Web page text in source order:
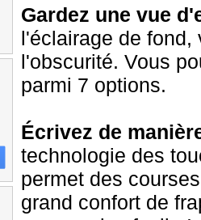
Gardez une vue
l'éclairage de fond,
l'obscurité. Vous
parmi 7 options.
Écrivez de
technologie des
permet des
grand confort de